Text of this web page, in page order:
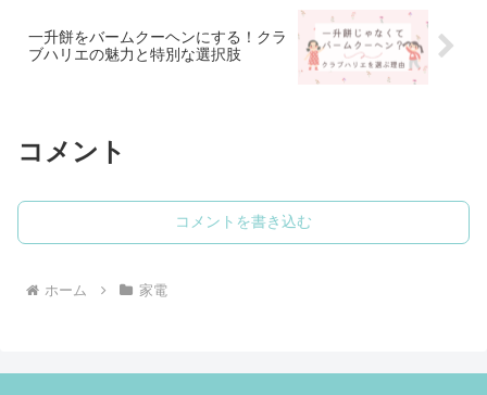
一升餅をバームクーヘンにする！クラ
ブハリエの魅力と特別な選択肢
コメント
コメントを書き込む
ホーム 家電